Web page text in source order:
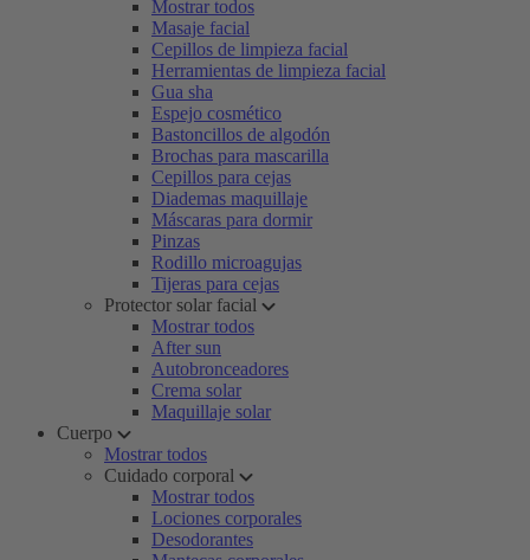
Mostrar todos
Masaje facial
Cepillos de limpieza facial
Herramientas de limpieza facial
Gua sha
Espejo cosmético
Bastoncillos de algodón
Brochas para mascarilla
Cepillos para cejas
Diademas maquillaje
Máscaras para dormir
Pinzas
Rodillo microagujas
Tijeras para cejas
Protector solar facial
Mostrar todos
After sun
Autobronceadores
Crema solar
Maquillaje solar
Cuerpo
Mostrar todos
Cuidado corporal
Mostrar todos
Lociones corporales
Desodorantes